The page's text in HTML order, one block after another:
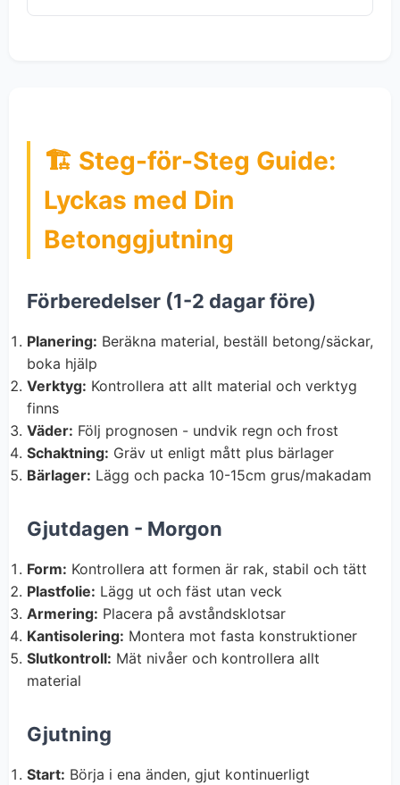
🏗️ Steg-för-Steg Guide:
Lyckas med Din
Betonggjutning
Förberedelser (1-2 dagar före)
Planering: Beräkna material, beställ betong/säckar,
boka hjälp
Verktyg: Kontrollera att allt material och verktyg
finns
Väder: Följ prognosen - undvik regn och frost
Schaktning: Gräv ut enligt mått plus bärlager
Bärlager: Lägg och packa 10-15cm grus/makadam
Gjutdagen - Morgon
Form: Kontrollera att formen är rak, stabil och tätt
Plastfolie: Lägg ut och fäst utan veck
Armering: Placera på avståndsklotsar
Kantisolering: Montera mot fasta konstruktioner
Slutkontroll: Mät nivåer och kontrollera allt
material
Gjutning
Start: Börja i ena änden, gjut kontinuerligt